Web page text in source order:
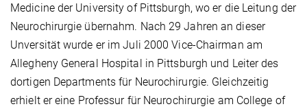
Medicine der University of Pittsburgh, wo er die Leitung der
Neurochirurgie übernahm. Nach 29 Jahren an dieser
Unversität wurde er im Juli 2000 Vice-Chairman am
Allegheny General Hospital in Pittsburgh und Leiter des
dortigen Departments für Neurochirurgie. Gleichzeitig
erhielt er eine Professur für Neurochirurgie am College of